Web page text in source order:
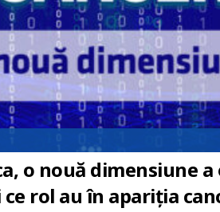
o nouă dimensiune
rol au în apariția